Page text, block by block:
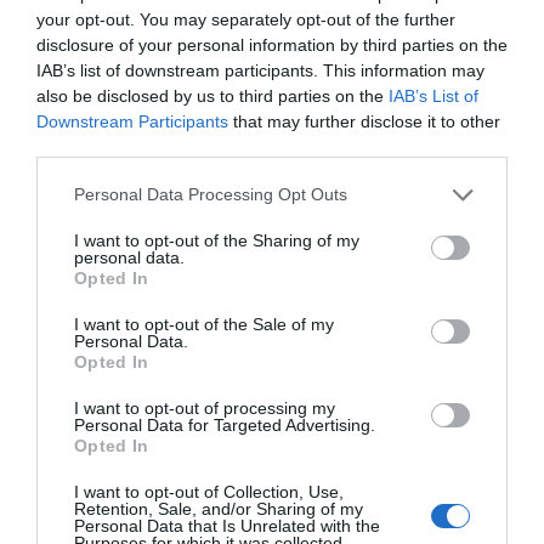
your opt-out. You may separately opt-out of the further
disclosure of your personal information by third parties on the
IAB’s list of downstream participants. This information may
also be disclosed by us to third parties on the IAB’s List of
Downstream Participants that may further disclose it to other
Personal Data Processing Opt Outs
I want to opt-out of the Sharing of my
personal data.
Opted In
I want to opt-out of the Sale of my
Personal Data.
Opted In
I want to opt-out of processing my
Personal Data for Targeted Advertising.
Opted In
I want to opt-out of Collection, Use,
Retention, Sale, and/or Sharing of my
Personal Data that Is Unrelated with the
utilizarían para establecer
un precio equitativo en caso
de segunda OPA
En caso de que el BBVA fracasara en el segundo
intento, la entidad sabadellense se ha
comprometido a judicializar la operación si el
banco vasco se queda en el capital, dado que la
considerarían un “abuso de mercado” al controlar
una gran parte del Sabadell sin adquirir su
con dureza al presidente del BBVA,
Carlos Torres
“No ha sido transparente ni ha dado certeza a los